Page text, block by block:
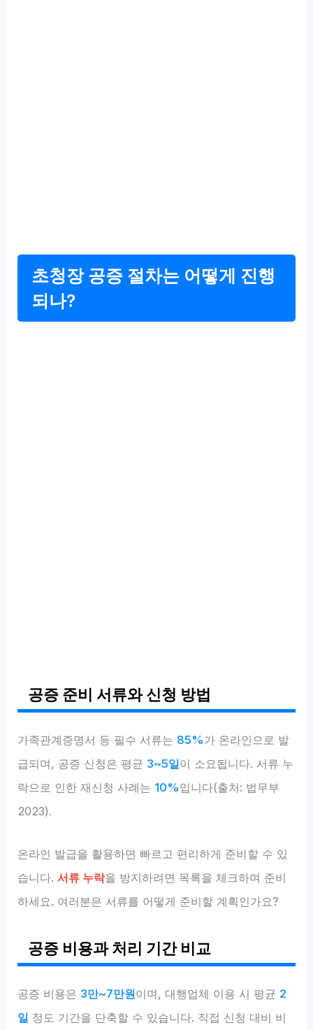
초청장 공증 절차는 어떻게 진행
되나?
공증 준비 서류와 신청 방법
가족관계증명서 등 필수 서류는 85%가 온라인으로 발
급되며, 공증 신청은 평균 3~5일이 소요됩니다. 서류 누
락으로 인한 재신청 사례는 10%입니다(출처: 법무부
2023).
온라인 발급을 활용하면 빠르고 편리하게 준비할 수 있
습니다.서류 누락을 방지하려면 목록을 체크하며 준비
하세요. 여러분은 서류를 어떻게 준비할 계획인가요?
공증 비용과 처리 기간 비교
공증 비용은 3만~7만원이며, 대행업체 이용 시 평균 2
일 정도 기간을 단축할 수 있습니다. 직접 신청 대비 비